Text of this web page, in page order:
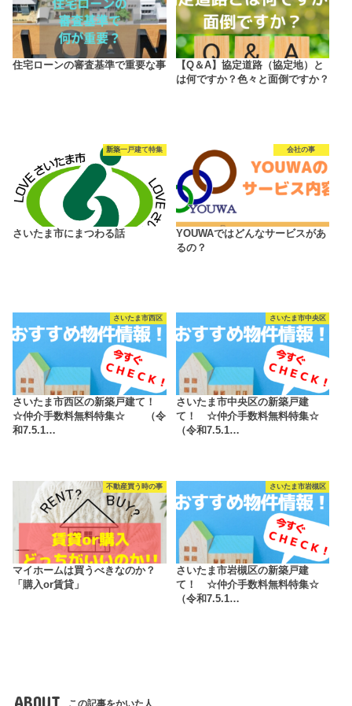
住宅ローンの審査基準で重要な事
【Q＆A】協定道路（協定地）と
は何ですか？色々と面倒ですか？
新築一戸建て特集
さいたま市にまつわる話
会社の事
YOUWAではどんなサービスがあ
るの？
さいたま市西区
さいたま市西区の新築戸建て！
☆仲介手数料無料特集☆ （令
和7.5.1…
さいたま市中央区
さいたま市中央区の新築戸建
て！ ☆仲介手数料無料特集☆
（令和7.5.1…
不動産買う時の事
マイホームは買うべきなのか？
「購入or賃貸」
さいたま市岩槻区
さいたま市岩槻区の新築戸建
て！ ☆仲介手数料無料特集☆
（令和7.5.1…
ABOUT